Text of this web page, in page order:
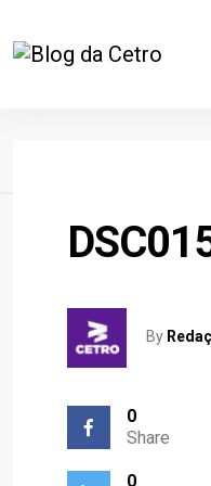
By
0
Share
0